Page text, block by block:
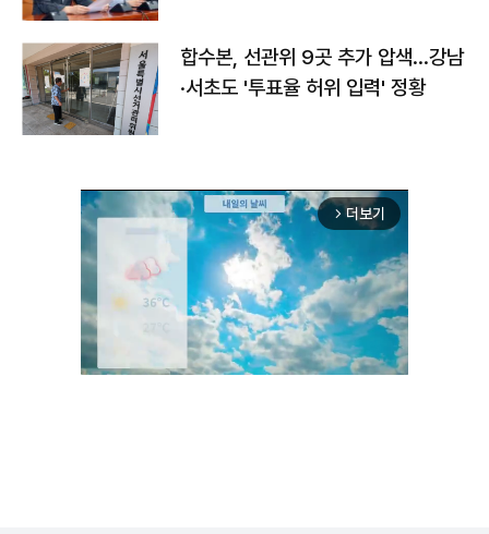
합수본, 선관위 9곳 추가 압색…강남
·서초도 '투표율 허위 입력' 정황
arrow_forward_ios 더보기